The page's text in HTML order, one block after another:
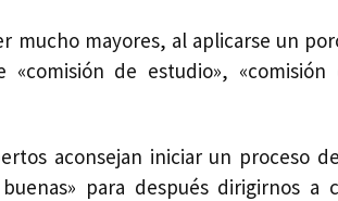
mucho mayores, al aplicarse un
de estudio»,
aconsejan iniciar un proceso
para después dirigirnos a